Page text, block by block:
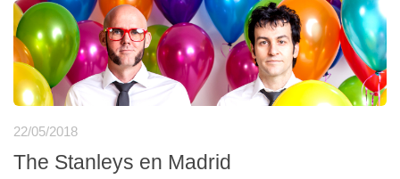
22/05/2018
The Stanleys en Madrid